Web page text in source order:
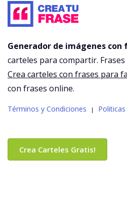
Generador de imágenes con
carteles para compartir.
Crea carteles con frases para
con frases online.
Términos y Condiciones |
Crea Carteles Gratis!